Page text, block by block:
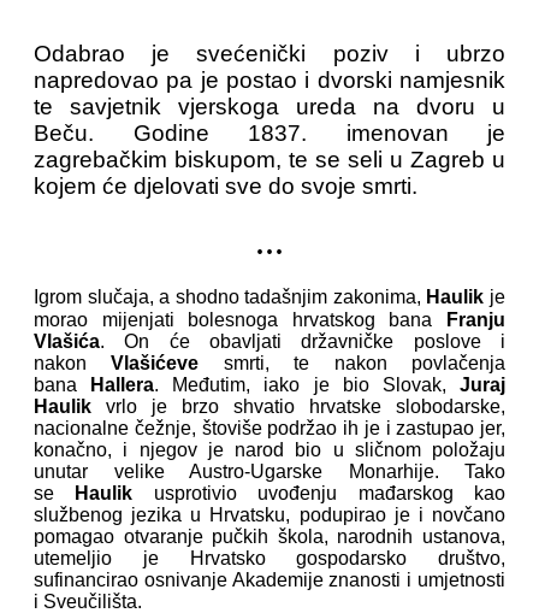
Odabrao je svećenički poziv i ubrzo
napredovao pa je postao i dvorski namjesnik
te savjetnik vjerskoga ureda na dvoru u
Beču. Godine 1837. imenovan je
zagrebačkim biskupom, te se seli u Zagreb u
kojem će djelovati sve do svoje smrti.
...
Igrom slučaja, a shodno tadašnjim zakonima, Haulik je
morao mijenjati bolesnoga hrvatskog bana
Franju
Vlašića. On će obavljati državničke poslove i
nakonVlašićeve smrti, te nakon povlačenja
bana
Hallera. Međutim, iako je bio Slovak, Juraj
Haulik vrlo je brzo shvatio hrvatske slobodarske,
nacionalne čežnje, štoviše podržao ih je i zastupao jer,
konačno, i njegov je narod bio u sličnom položaju
unutar velike Austro-Ugarske Monarhije. Tako
se Haulik usprotivio uvođenju mađarskog kao
službenog jezika u Hrvatsku, podupirao je i novčano
pomagao otvaranje pučkih škola, narodnih ustanova,
utemeljio je Hrvatsko gospodarsko društvo,
sufinancirao osnivanje Akademije znanosti i umjetnosti
i Sveučilišta.